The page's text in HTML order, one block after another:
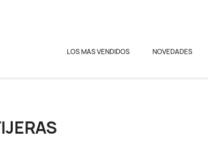
NOVEDADES
LOS MAS VENDIDOS